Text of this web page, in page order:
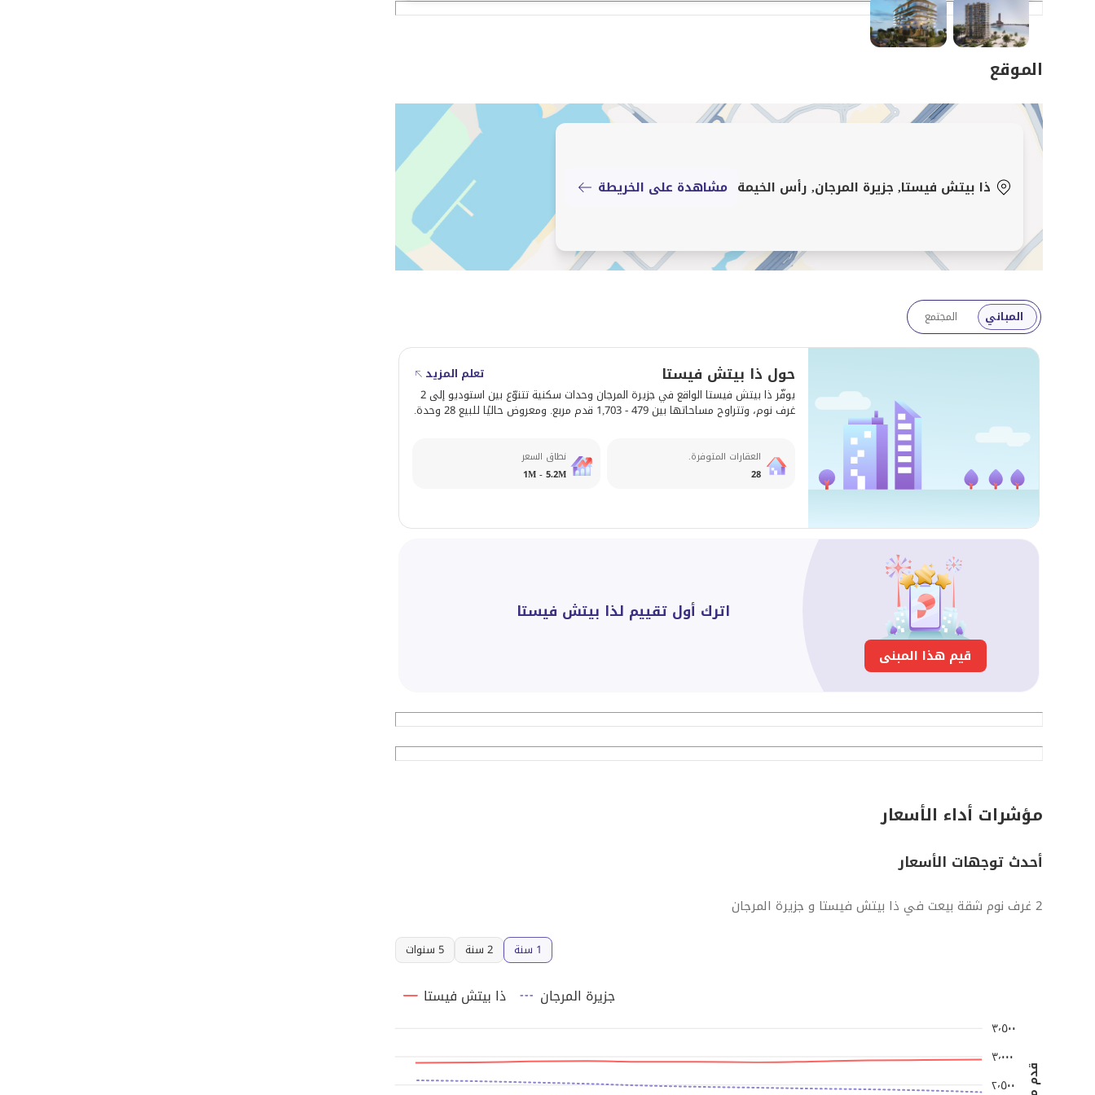
الموقع
ذا بيتش فيستا, جزيرة المرجان, رأس الخيمة مشاهدة على الخريطة
المباني المجتمع
حول ذا بيتش فيستا
تعلم المزيد
يوفّر ذا بيتش فيستا الواقع في جزيرة المرجان وحدات سكنية تتنوّع بين استوديو إلى 2
غرف نوم، وتتراوح مساحاتها بين 479 - 1,703 قدم مربع. ومعروض حاليًا للبيع 28 وحدة.
العقارات المتوفرة.
28
نطاق السعر
1M - 5.2M
اترك أول تقييم لذا بيتش فيستا
قيم هذا المبنى
مؤشرات أداء الأسعار
أحدث توجهات الأسعار
2 غرف نوم شقة بيعت في ذا بيتش فيستا و جزيرة المرجان
1 سنة 2 سنة 5 سنوات
٢٬٥٠٠
٣٬٠٠٠
٣٬٥٠٠
ذا بيتش فيستا جزيرة المرجان